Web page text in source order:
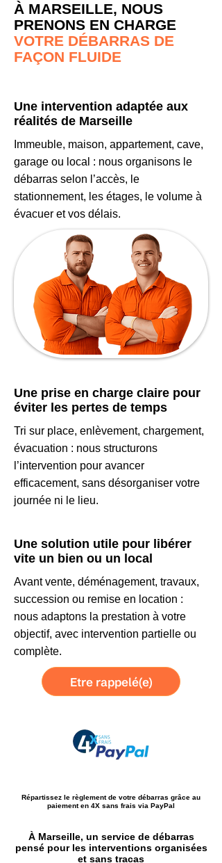
À MARSEILLE, NOUS
PRENONS EN CHARGE
VOTRE DÉBARRAS DE
FAÇON FLUIDE
Une intervention adaptée aux
réalités de Marseille
Immeuble, maison, appartement, cave,
garage ou local : nous organisons le
débarras selon l’accès, le
stationnement, les étages, le volume à
évacuer et vos délais.
Une prise en charge claire pour
éviter les pertes de temps
Tri sur place, enlèvement, chargement,
évacuation : nous structurons
l’intervention pour avancer
efficacement, sans désorganiser votre
journée ni le lieu.
Une solution utile pour libérer
vite un bien ou un local
Avant vente, déménagement, travaux,
succession ou remise en location :
nous adaptons la prestation à votre
objectif, avec intervention partielle ou
complète.
Etre rappelé(e)
Répartissez le règlement de votre débarras grâce au
paiement en 4X sans frais via PayPal
À Marseille, un service de débarras
pensé pour les interventions organisées
et sans tracas